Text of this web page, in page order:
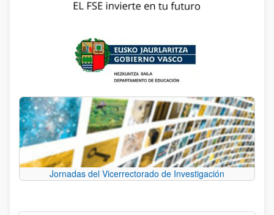
Jornadas del Vicerrectorado de Investigación